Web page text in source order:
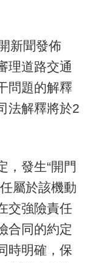
新聞發佈
理道路交通
問題的解釋
法解釋將於2
發生“開門
屬於該機動
交強險責任
合同的約定
時明確，保